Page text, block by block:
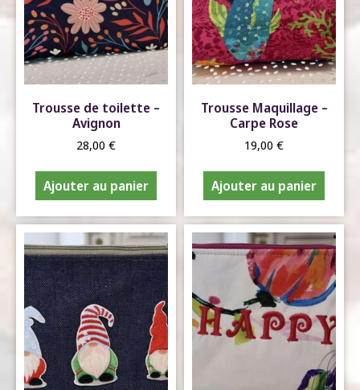
Trousse de toilette –
Avignon
28,00 €
Ajouter au panier
Trousse Maquillage –
Carpe Rose
19,00 €
Ajouter au panier